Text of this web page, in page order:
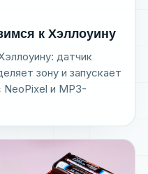
к Хэллоуину
датчик
зону и запускает
и MP3-